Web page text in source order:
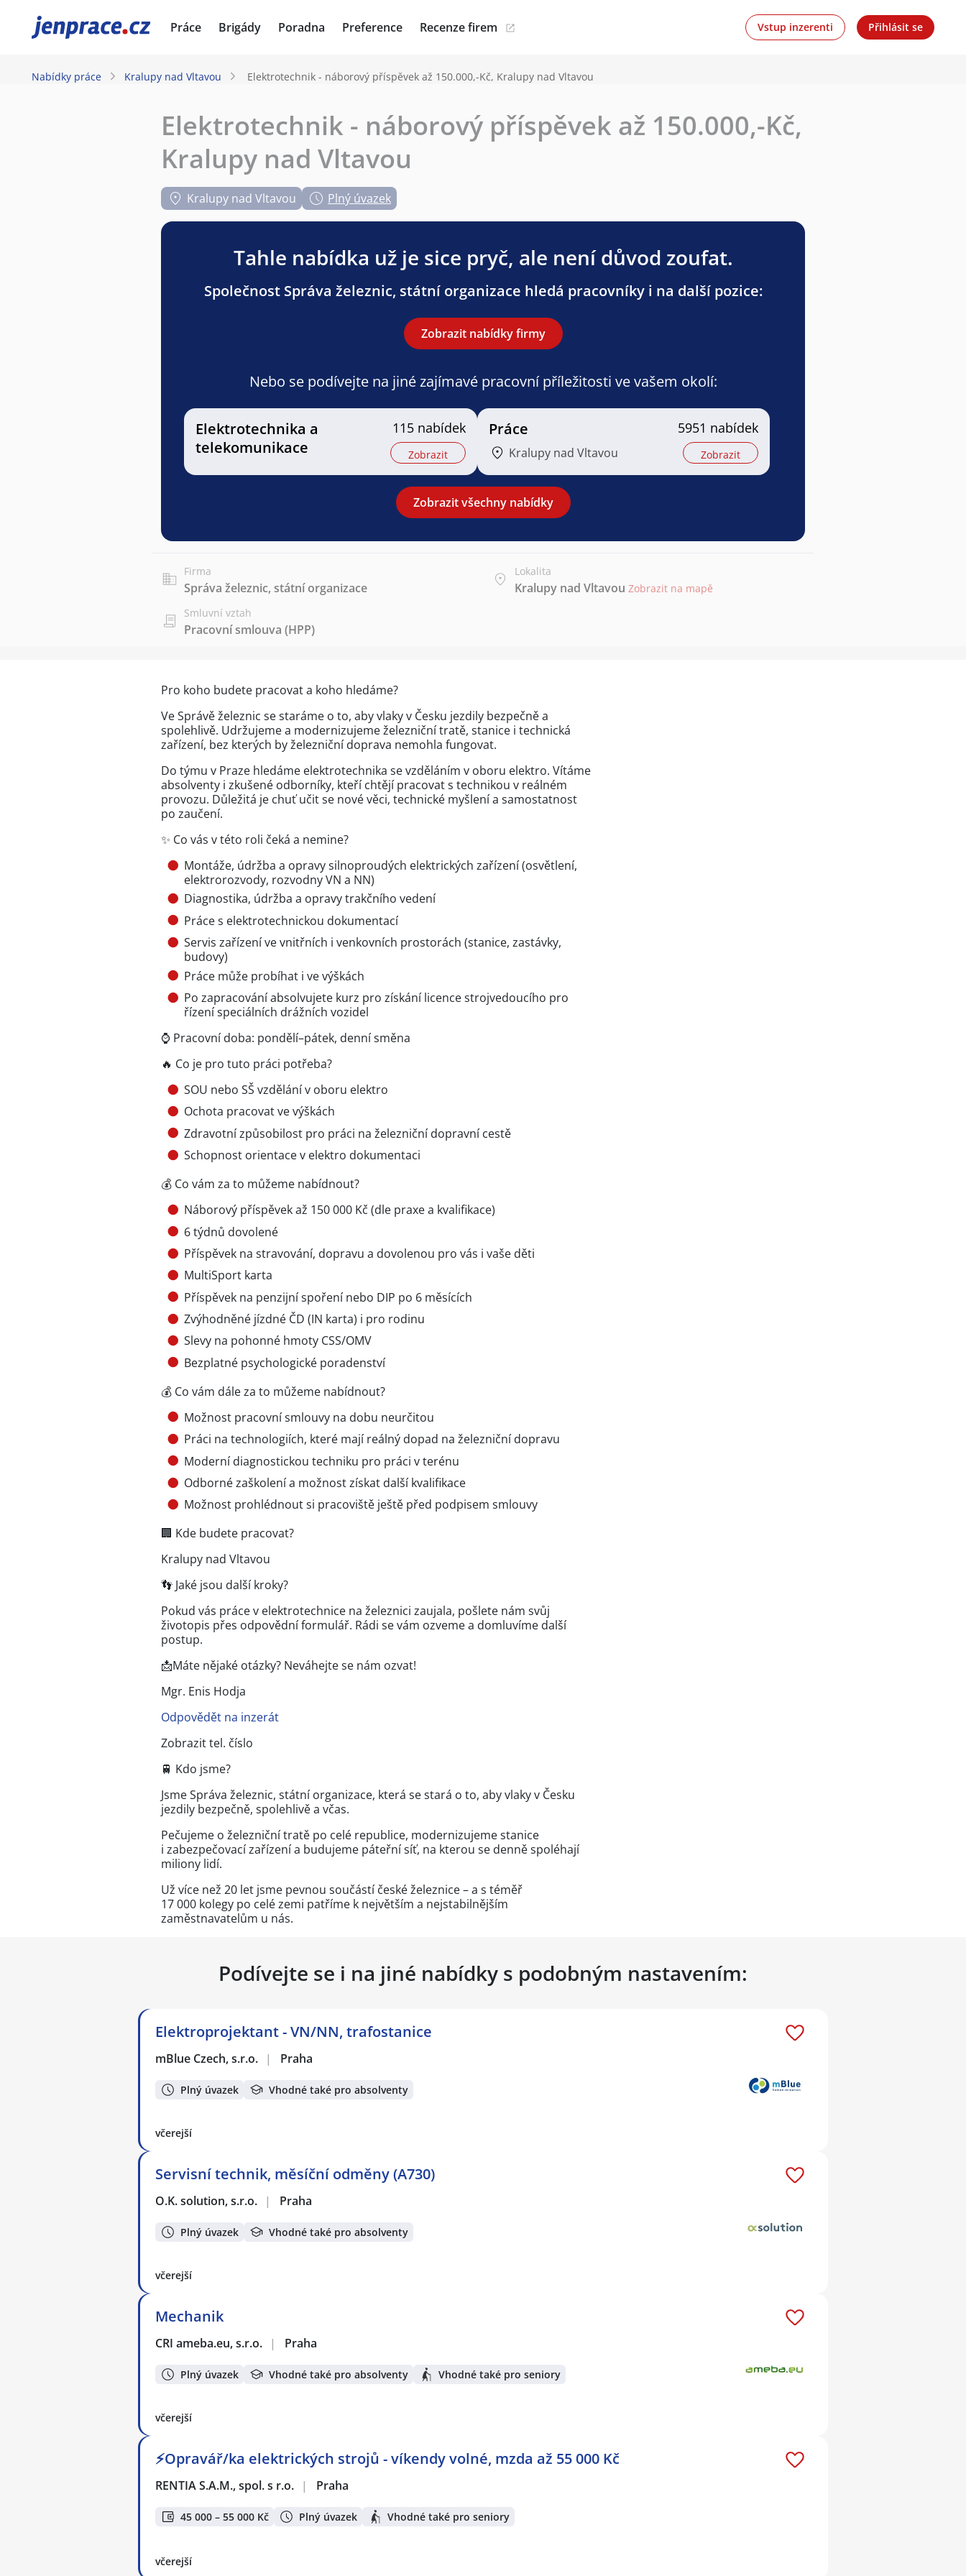
JenPráce.cz Práce Brigády Poradna Preference Recenze firem Vstup inzerenti Přihlásit se
Nabídky práce Kralupy nad Vltavou Elektrotechnik - náborový příspěvek až 150.000,-Kč, Kralupy nad Vltavou
Elektrotechnik - náborový příspěvek až 150.000,-Kč,
Kralupy nad Vltavou
Kralupy nad Vltavou Plný úvazek
Tahle nabídka už je sice pryč, ale není důvod zoufat.
Společnost Správa železnic, státní organizace hledá pracovníky i na další pozice:
Zobrazit nabídky firmy
Nebo se podívejte na jiné zajímavé pracovní příležitosti ve vašem okolí:
Elektrotechnika a
telekomunikace
115 nabídek
Zobrazit
Práce
Kralupy nad Vltavou
5951 nabídek
Zobrazit
Zobrazit všechny nabídky
Firma
Správa železnic, státní organizace
Lokalita
Kralupy nad Vltavou Zobrazit na mapě
Smluvní vztah
Pracovní smlouva (HPP)
Pro koho budete pracovat a koho hledáme?
Ve Správě železnic se staráme o to, aby vlaky v Česku jezdily bezpečně a
spolehlivě. Udržujeme a modernizujeme železniční tratě, stanice i technická
zařízení, bez kterých by železniční doprava nemohla fungovat.
Do týmu v Praze hledáme elektrotechnika se vzděláním v oboru elektro. Vítáme
absolventy i zkušené odborníky, kteří chtějí pracovat s technikou v reálném
provozu. Důležitá je chuť učit se nové věci, technické myšlení a samostatnost
po zaučení.
✨ Co vás v této roli čeká a nemine?
Montáže, údržba a opravy silnoproudých elektrických zařízení (osvětlení,
elektrorozvody, rozvodny VN a NN)
Diagnostika, údržba a opravy trakčního vedení
Práce s elektrotechnickou dokumentací
Servis zařízení ve vnitřních i venkovních prostorách (stanice, zastávky,
budovy)
Práce může probíhat i ve výškách
Po zapracování absolvujete kurz pro získání licence strojvedoucího pro
řízení speciálních drážních vozidel
⌚ Pracovní doba: pondělí–pátek, denní směna
🔥 Co je pro tuto práci potřeba?
SOU nebo SŠ vzdělání v oboru elektro
Ochota pracovat ve výškách
Zdravotní způsobilost pro práci na železniční dopravní cestě
Schopnost orientace v elektro dokumentaci
💰 Co vám za to můžeme nabídnout?
Náborový příspěvek až 150 000 Kč (dle praxe a kvalifikace)
6 týdnů dovolené
Příspěvek na stravování, dopravu a dovolenou pro vás i vaše děti
MultiSport karta
Příspěvek na penzijní spoření nebo DIP po 6 měsících
Zvýhodněné jízdné ČD (IN karta) i pro rodinu
Slevy na pohonné hmoty CSS/OMV
Bezplatné psychologické poradenství
💰 Co vám dále za to můžeme nabídnout?
Možnost pracovní smlouvy na dobu neurčitou
Práci na technologiích, které mají reálný dopad na železniční dopravu
Moderní diagnostickou techniku pro práci v terénu
Odborné zaškolení a možnost získat další kvalifikace
Možnost prohlédnout si pracoviště ještě před podpisem smlouvy
🏢 Kde budete pracovat?
Kralupy nad Vltavou
👣 Jaké jsou další kroky?
Pokud vás práce v elektrotechnice na železnici zaujala, pošlete nám svůj
životopis přes odpovědní formulář. Rádi se vám ozveme a domluvíme další
postup.
📩Máte nějaké otázky? Neváhejte se nám ozvat!
Mgr. Enis Hodja
Odpovědět na inzerát
Zobrazit tel. číslo
🚆 Kdo jsme?
Jsme Správa železnic, státní organizace, která se stará o to, aby vlaky v Česku
jezdily bezpečně, spolehlivě a včas.
Pečujeme o železniční tratě po celé republice, modernizujeme stanice
i zabezpečovací zařízení a budujeme páteřní síť, na kterou se denně spoléhají
miliony lidí.
Už více než 20 let jsme pevnou součástí české železnice – a s téměř
17 000 kolegy po celé zemi patříme k největším a nejstabilnějším
zaměstnavatelům u nás.
Podívejte se i na jiné nabídky s podobným nastavením:
Elektroprojektant - VN/NN, trafostanice
mBlue Czech, s.r.o. | Praha
Plný úvazek Vhodné také pro absolventy
včerejší
Servisní technik, měsíční odměny (A730)
O.K. solution, s.r.o. | Praha
Plný úvazek Vhodné také pro absolventy
včerejší
Mechanik
CRI ameba.eu, s.r.o. | Praha
Plný úvazek Vhodné také pro absolventy Vhodné také pro seniory
včerejší
⚡Opravář/ka elektrických strojů - víkendy volné, mzda až 55 000 Kč
RENTIA S.A.M., spol. s r.o. | Praha
45 000 – 55 000 Kč Plný úvazek Vhodné také pro seniory
včerejší